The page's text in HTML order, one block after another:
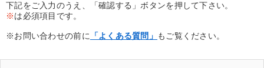
下記をご入力のうえ、「確認する」ボタンを押して下さい。
※は必須項目です。
※お問い合わせの前に 「よくある質問」 もご覧ください。